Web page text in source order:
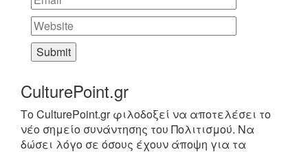
CulturePoint.gr
Το CulturePoint.gr φιλοδοξεί να αποτελέσει το
νέο σημείο συνάντησης του Πολιτισμού. Να
δώσει λόγο σε όσους έχουν άποψη για τα